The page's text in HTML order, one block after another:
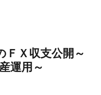
ＦＸ収支公開～
運用～